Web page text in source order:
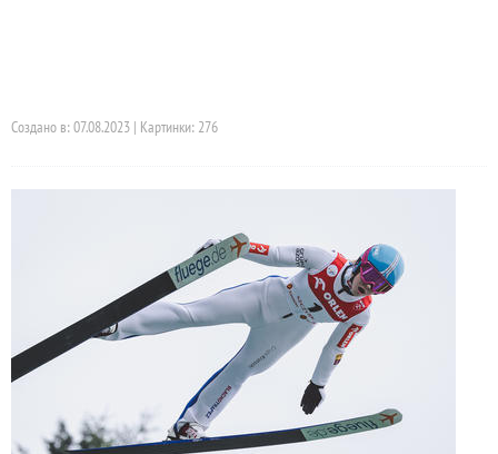
Создано в: 07.08.2023 | Картинки: 276